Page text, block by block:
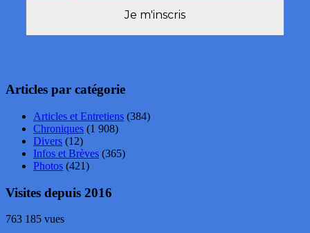
Articles par catégorie
Articles et Entretiens (384)
Chroniques (1 908)
Divers (12)
Infos et Brèves (365)
Photos (421)
Visites depuis 2016
763 185 vues